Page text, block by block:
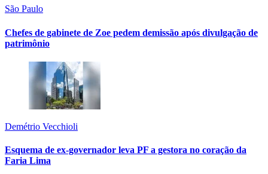
São Paulo
Chefes de gabinete de Zoe pedem demissão após divulgação de
patrimônio
Demétrio Vecchioli
Esquema de ex-governador leva PF a gestora no coração da
Faria Lima